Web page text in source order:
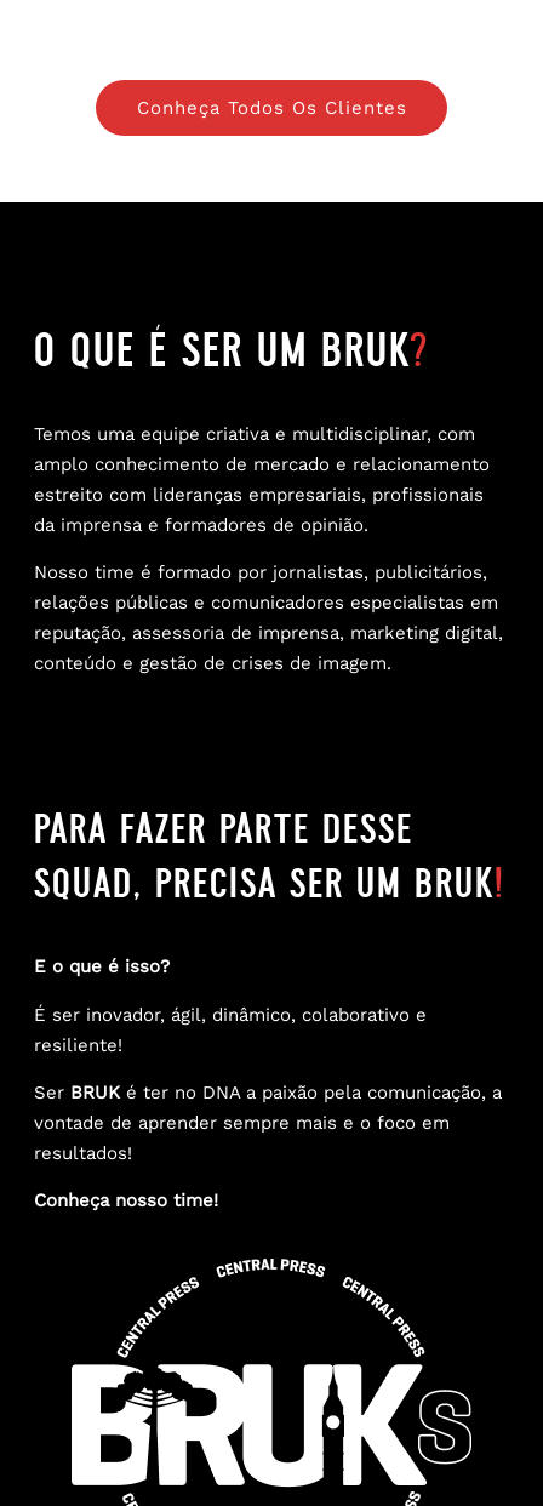
Conheça Todos Os Clientes
o que é ser um bruk?
Temos uma equipe criativa e multidisciplinar, com
amplo conhecimento de mercado e relacionamento
estreito com lideranças empresariais, profissionais
da imprensa e formadores de opinião.
Nosso time é formado por jornalistas, publicitários,
relações públicas e comunicadores especialistas em
reputação, assessoria de imprensa, marketing digital,
conteúdo e gestão de crises de imagem.
para fazer parte desse
squad, precisa ser um bruk!
E o que é isso?
É ser inovador, ágil, dinâmico, colaborativo e
resiliente!
Ser BRUKé ter no DNA a paixão pela comunicação, a
vontade de aprender sempre mais e o foco em
resultados!
Conheça nosso time!